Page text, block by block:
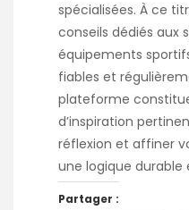
spécialisées. À ce
conseils dédiés aux
équipements
fiables et
plateforme
d’inspiration
réflexion et affiner
une logique durable
Partager :